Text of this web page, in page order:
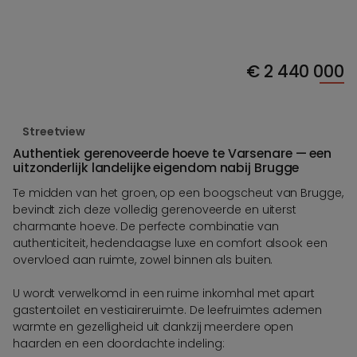
€2 440 000
Streetview
Authentiek gerenoveerde hoeve te Varsenare — een
uitzonderlijk landelijke eigendom nabij Brugge
Te midden van het groen, op een boogscheut van Brugge,
bevindt zich deze volledig gerenoveerde en uiterst
charmante hoeve. De perfecte combinatie van
authenticiteit, hedendaagse luxe en comfort alsook een
overvloed aan ruimte, zowel binnen als buiten.
U wordt verwelkomd in een ruime inkomhal met apart
gastentoilet en vestiaireruimte. De leefruimtes ademen
warmte en gezelligheid uit dankzij meerdere open
haarden en een doordachte indeling: